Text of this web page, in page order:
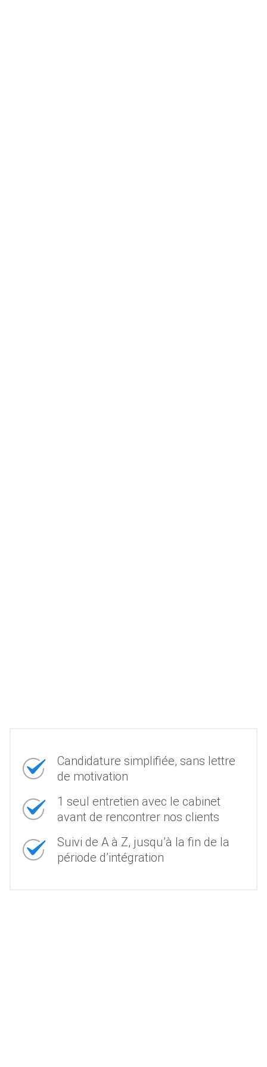
Candidature simplifiée, sans lettre
de motivation
1 seul entretien avec le cabinet
avant de rencontrer nos clients
Suivi de A à Z, jusqu’à la fin de la
période d’intégration